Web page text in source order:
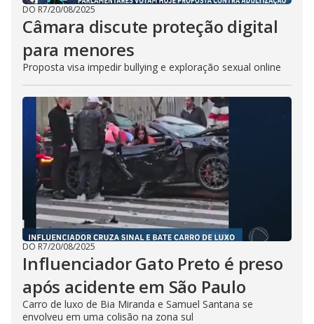
DO R7/20/08/2025
Câmara discute proteção digital
para menores
Proposta visa impedir bullying e exploração sexual online
DO R7/20/08/2025
Influenciador Gato Preto é preso
após acidente em São Paulo
Carro de luxo de Bia Miranda e Samuel Santana se
envolveu em uma colisão na zona sul